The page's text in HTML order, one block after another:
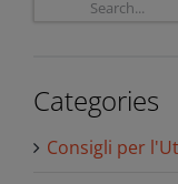
Categories
Consigli per